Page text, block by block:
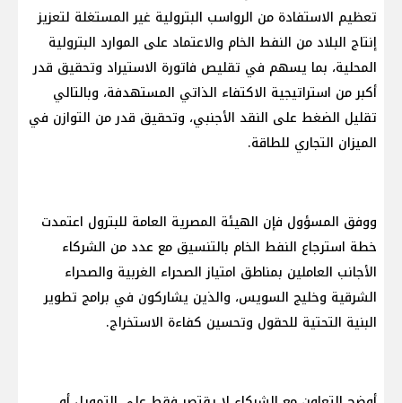
تعظيم الاستفادة من الرواسب البترولية غير المستغلة لتعزيز
إنتاج البلاد من النفط الخام والاعتماد على الموارد البترولية
المحلية، بما يسهم في تقليص فاتورة الاستيراد وتحقيق قدر
أكبر من استراتيجية الاكتفاء الذاتي المستهدفة، وبالتالي
تقليل الضغط على النقد الأجنبي، وتحقيق قدر من التوازن في
الميزان التجاري للطاقة.
ووفق المسؤول فإن الهيئة المصرية العامة للبترول اعتمدت
خطة استرجاع النفط الخام بالتنسيق مع عدد من الشركاء
الأجانب العاملين بمناطق امتياز الصحراء الغربية والصحراء
الشرقية وخليج السويس، والذين يشاركون في برامج تطوير
البنية التحتية للحقول وتحسين كفاءة الاستخراج.